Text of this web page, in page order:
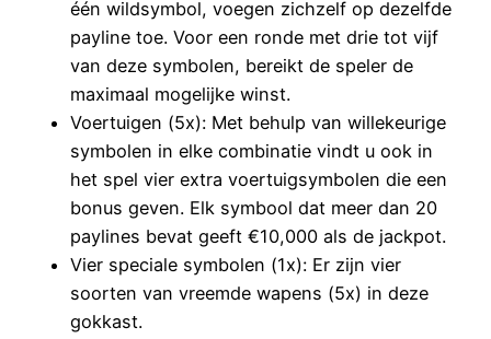
één wildsymbol, voegen zichzelf op dezelfde
payline toe. Voor een ronde met drie tot vijf
van deze symbolen, bereikt de speler de
maximaal mogelijke winst.
Voertuigen (5x): Met behulp van willekeurige
symbolen in elke combinatie vindt u ook in
het spel vier extra voertuigsymbolen die een
bonus geven. Elk symbool dat meer dan 20
paylines bevat geeft €10,000 als de jackpot.
Vier speciale symbolen (1x): Er zijn vier
soorten van vreemde wapens (5x) in deze
gokkast.